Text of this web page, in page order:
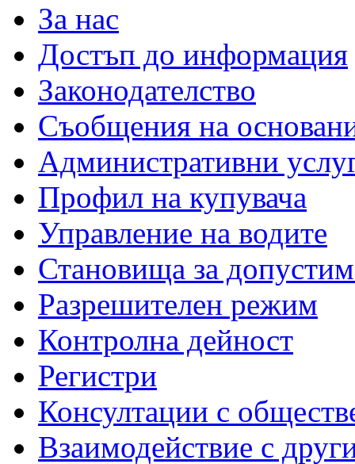
За нас
Достъп до информация
Законодателство
Съобщения на
Административни
Профил на купувача
Управление на водите
Становища за
Разрешителен режим
Контролна дейност
Регистри
Консултации с
Взаимодействие с